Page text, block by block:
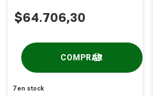
$64.706,30
7en stock